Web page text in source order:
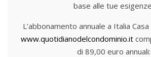
base alle tue
L’abbonamento annuale a Italia
www.quotidianodelcondominio.it
di 89,00 euro annuali: